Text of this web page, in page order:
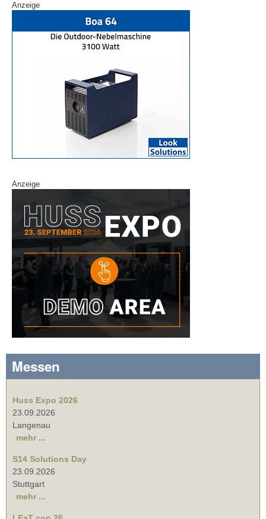
Anzeige
Anzeige
Messen
Huss Expo 2026
23.09.2026
Langenau
mehr ...
S14 Solutions Day
23.09.2026
Stuttgart
mehr ...